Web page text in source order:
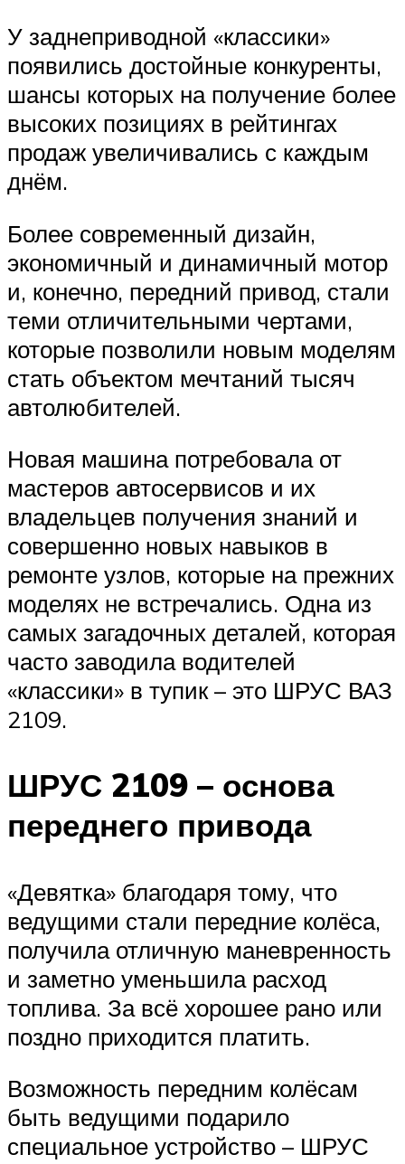
У заднеприводной «классики»
появились достойные конкуренты,
шансы которых на получение более
высоких позициях в рейтингах
продаж увеличивались с каждым
днём.
Более современный дизайн,
экономичный и динамичный мотор
и, конечно, передний привод, стали
теми отличительными чертами,
которые позволили новым моделям
стать объектом мечтаний тысяч
автолюбителей.
Новая машина потребовала от
мастеров автосервисов и их
владельцев получения знаний и
совершенно новых навыков в
ремонте узлов, которые на прежних
моделях не встречались. Одна из
самых загадочных деталей, которая
часто заводила водителей
«классики» в тупик – это ШРУС ВАЗ
2109.
ШРУС 2109 – основа
переднего привода
«Девятка» благодаря тому, что
ведущими стали передние колёса,
получила отличную маневренность
и заметно уменьшила расход
топлива. За всё хорошее рано или
поздно приходится платить.
Возможность передним колёсам
быть ведущими подарило
специальное устройство – ШРУС